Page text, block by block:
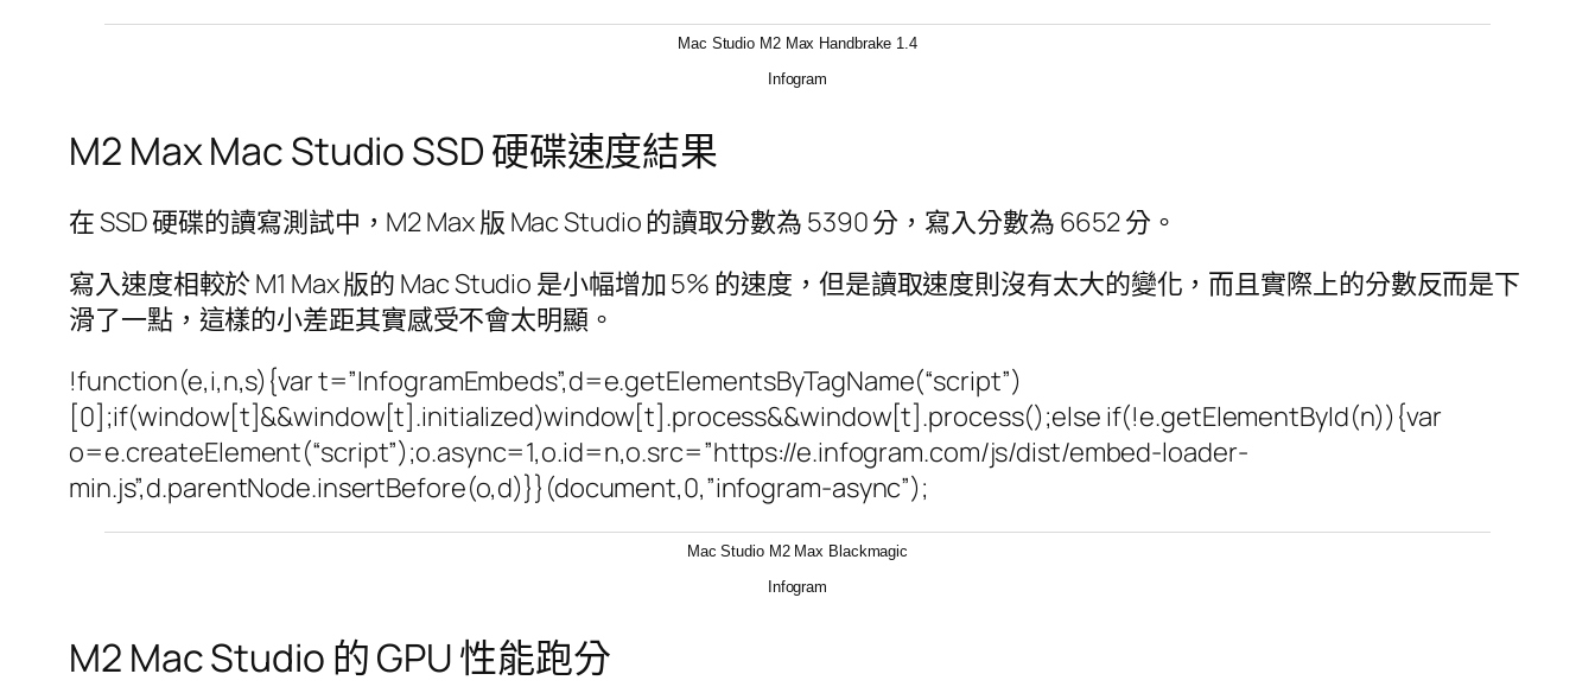
Mac Studio M2 Max Handbrake 1.4
Infogram
M2 Max Mac Studio SSD 硬碟速度結果
在 SSD 硬碟的讀寫測試中，M2 Max 版 Mac Studio 的讀取分數為 5390 分，寫入分數為 6652 分。
寫入速度相較於 M1 Max 版的 Mac Studio 是小幅增加 5% 的速度，但是讀取速度則沒有太大的變化，而且實際上的分數反而是下
滑了一點，這樣的小差距其實感受不會太明顯。
!function(e,i,n,s){var t=”InfogramEmbeds”,d=e.getElementsByTagName(“script”)
[0];if(window[t]&&window[t].initialized)window[t].process&&window[t].process();else if(!e.getElementById(n)){var
o=e.createElement(“script”);o.async=1,o.id=n,o.src=”https://e.infogram.com/js/dist/embed-loader-
min.js”,d.parentNode.insertBefore(o,d)}}(document,0,”infogram-async”);
Mac Studio M2 Max Blackmagic
Infogram
M2 Mac Studio 的 GPU 性能跑分